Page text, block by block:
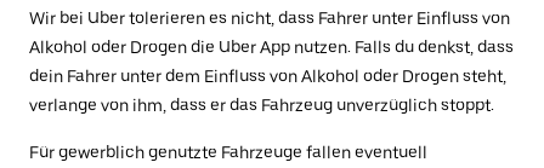
Wir bei Uber tolerieren es nicht, dass Fahrer unter Einfluss von
Alkohol oder Drogen die Uber App nutzen. Falls du denkst, dass
dein Fahrer unter dem Einfluss von Alkohol oder Drogen steht,
verlange von ihm, dass er das Fahrzeug unverzüglich stoppt.
Für gewerblich genutzte Fahrzeuge fallen eventuell